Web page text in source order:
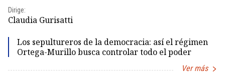
Dirige:
Claudia Gurisatti
Los sepultureros de la democracia: así el régimen
Ortega-Murillo busca controlar todo el poder
Ver más